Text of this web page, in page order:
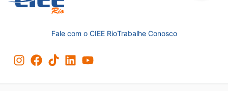
Fale com o CIEE RioTrabalhe Conosco